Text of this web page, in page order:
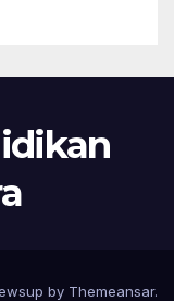
by Themeansar.